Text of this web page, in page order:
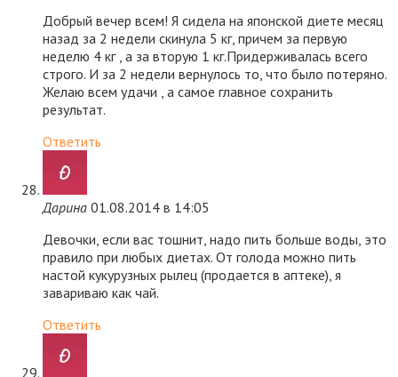
Добрый вечер всем! Я сидела на японской диете месяц
назад за 2 недели скинула 5 кг, причем за первую
неделю 4 кг , а за вторую 1 кг.Придерживалась всего
строго. И за 2 недели вернулось то, что было потеряно.
Желаю всем удачи , а самое главное сохранить
результат.
Ответить
Дарина 01.08.2014 в 14:05
Девочки, если вас тошнит, надо пить больше воды, это
правило при любых диетах. От голода можно пить
настой кукурузных рылец (продается в аптеке), я
завариваю как чай.
Ответить